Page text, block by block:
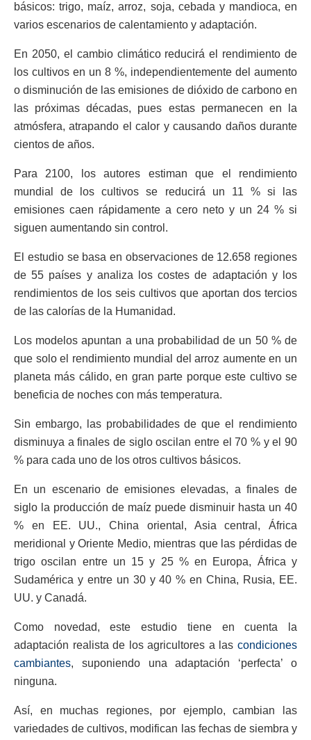
básicos: trigo, maíz, arroz, soja, cebada y mandioca, en
varios escenarios de calentamiento y adaptación.
En 2050, el cambio climático reducirá el rendimiento de
los cultivos en un 8 %, independientemente del aumento
o disminución de las emisiones de dióxido de carbono en
las próximas décadas, pues estas permanecen en la
atmósfera, atrapando el calor y causando daños durante
cientos de años.
Para 2100, los autores estiman que el rendimiento
mundial de los cultivos se reducirá un 11 % si las
emisiones caen rápidamente a cero neto y un 24 % si
siguen aumentando sin control.
El estudio se basa en observaciones de 12.658 regiones
de 55 países y analiza los costes de adaptación y los
rendimientos de los seis cultivos que aportan dos tercios
de las calorías de la Humanidad.
Los modelos apuntan a una probabilidad de un 50 % de
que solo el rendimiento mundial del arroz aumente en un
planeta más cálido, en gran parte porque este cultivo se
beneficia de noches con más temperatura.
Sin embargo, las probabilidades de que el rendimiento
disminuya a finales de siglo oscilan entre el 70 % y el 90
% para cada uno de los otros cultivos básicos.
En un escenario de emisiones elevadas, a finales de
siglo la producción de maíz puede disminuir hasta un 40
% en EE. UU., China oriental, Asia central, África
meridional y Oriente Medio, mientras que las pérdidas de
trigo oscilan entre un 15 y 25 % en Europa, África y
Sudamérica y entre un 30 y 40 % en China, Rusia, EE.
UU. y Canadá.
Como novedad, este estudio tiene en cuenta la
adaptación realista de los agricultores a las condiciones
cambiantes, suponiendo una adaptación ‘perfecta’ o
ninguna.
Así, en muchas regiones, por ejemplo, cambian las
variedades de cultivos, modifican las fechas de siembra y